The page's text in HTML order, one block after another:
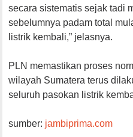
secara sistematis sejak tadi
sebelumnya padam total
listrik kembali,” jelasnya.
PLN memastikan proses
wilayah Sumatera terus
seluruh pasokan listrik
sumber: jambiprima.com